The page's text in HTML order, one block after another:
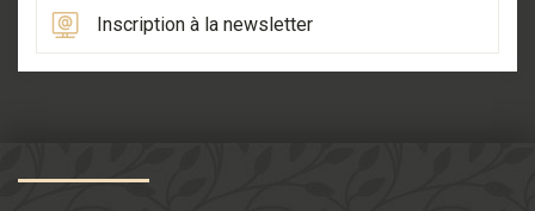
Inscription à la newsletter